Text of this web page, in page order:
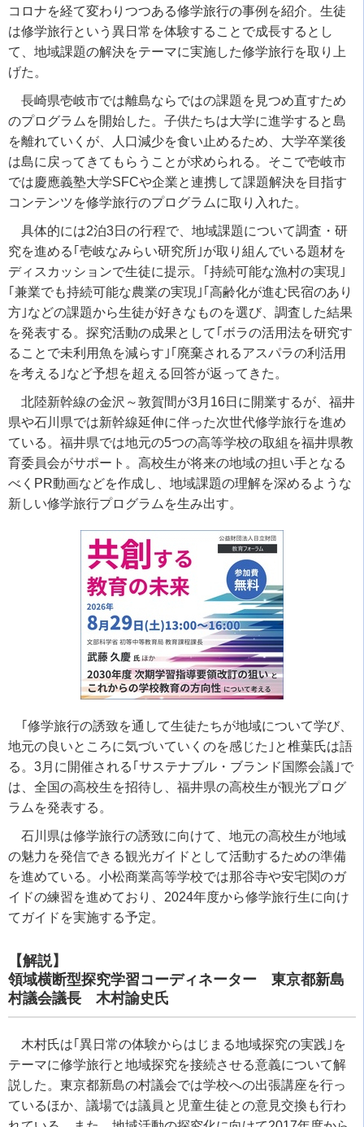
コロナを経て変わりつつある修学旅行の事例を紹介。生徒
は修学旅行という異日常を体験することで成長するとし
て、地域課題の解決をテーマに実施した修学旅行を取り上
げた。
長崎県壱岐市では離島ならではの課題を見つめ直すため
のプログラムを開始した。子供たちは大学に進学すると島
を離れていくが、人口減少を食い止めるため、大学卒業後
は島に戻ってきてもらうことが求められる。そこで壱岐市
では慶應義塾大学SFCや企業と連携して課題解決を目指す
コンテンツを修学旅行のプログラムに取り入れた。
具体的には2泊3日の行程で、地域課題について調査・研
究を進める｢壱岐なみらい研究所｣が取り組んでいる題材を
ディスカッションで生徒に提示。｢持続可能な漁村の実現｣
｢兼業でも持続可能な農業の実現｣｢高齢化が進む民宿のあり
方｣などの課題から生徒が好きなものを選び、調査した結果
を発表する。探究活動の成果として｢ボラの活用法を研究す
ることで未利用魚を減らす｣｢廃棄されるアスパラの利活用
を考える｣など予想を超える回答が返ってきた。
北陸新幹線の金沢～敦賀間が3月 16日に開業するが、福井
県や石川県では新幹線延伸に伴った次世代修学旅行を進め
ている。福井県では地元の5つの高等学校の取組を福井県教
育委員会がサポート。高校生が将来の地域の担い手となる
べく PR動画などを作成し、地域課題の理解を深めるような
新しい修学旅行プログラムを生み出す。
｢修学旅行の誘致を通して生徒たちが地域について学び、
地元の良いところに気づいていくのを感じた｣と椎葉氏は語
る。 3月に開催される｢サステナブル・ブランド国際会議｣で
は、全国の高校生を招待し、福井県の高校生が観光プログ
ラムを発表する。
石川県は修学旅行の誘致に向けて、地元の高校生が地域
の魅力を発信できる観光ガイドとして活動するための準備
を進めている。小松商業高等学校では那谷寺や安宅関のガ
イドの練習を進めており、 2024年度から修学旅行生に向け
てガイドを実施する予定。
【解説】
領域横断型探究学習コーディネーター 東京都新島
村議会議長 木村諭史氏
木村氏は｢異日常の体験からはじまる地域探究の実践｣を
テーマに修学旅行と地域探究を接続させる意義について解
説した。東京都新島の村議会では学校への出張講座を行っ
ているほか、議場では議員と児童生徒との意見交換も行わ